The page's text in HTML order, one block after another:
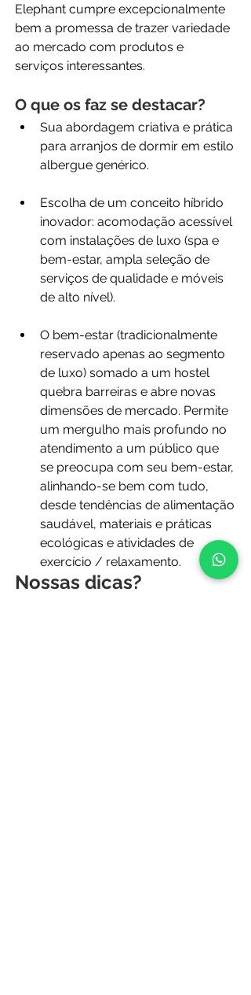
Elephant cumpre excepcionalmente
bem a promessa de trazer variedade
ao mercado com produtos e
serviços interessantes.
O que os faz se destacar?
Sua abordagem criativa e prática
para arranjos de dormir em estilo
albergue genérico.
Escolha de um conceito híbrido
inovador: acomodação acessível
com instalações de luxo (spa e
bem-estar, ampla seleção de
serviços de qualidade e móveis
de alto nível).
O bem-estar (tradicionalmente
reservado apenas ao segmento
de luxo) somado a um hostel
quebra barreiras e abre novas
dimensões de mercado. Permite
um mergulho mais profundo no
atendimento a um público que
se preocupa com seu bem-estar,
alinhando-se bem com tudo,
desde tendências de alimentação
saudável, materiais e práticas
ecológicas e atividades de
exercício / relaxamento.
Nossas dicas?